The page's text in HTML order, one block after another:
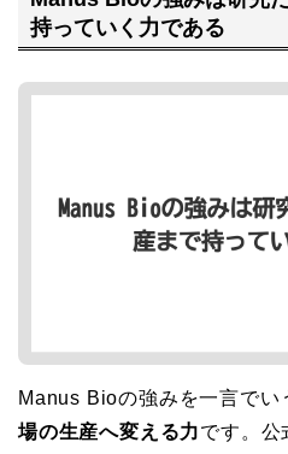
持っていく力である
Manus Bioの強みを一言でい
場の生産へ変える力です。公